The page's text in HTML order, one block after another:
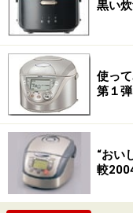
黒い
使っ
第１
“おい
較